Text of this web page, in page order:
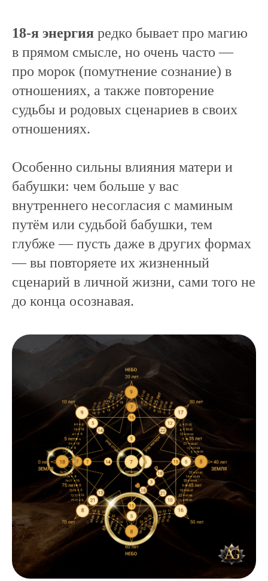
18-я энергия редко бывает про магию
в прямом смысле, но очень часто —
про морок (помутнение сознание) в
отношениях, а также повторение
судьбы и родовых сценариев в своих
отношениях.
Особенно сильны влияния матери и
бабушки: чем больше у вас
внутреннего несогласия с маминым
путём или судьбой бабушки, тем
глубже — пусть даже в других формах
— вы повторяете их жизненный
сценарий в личной жизни, сами того не
до конца осознавая.